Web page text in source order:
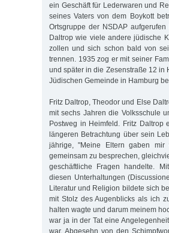
ein Geschäft für Lederwaren und
seines Vaters von dem Boykott
Ortsgruppe der NSDAP
Daltrop wie viele andere jüdische
zollen und sich schon bald von
trennen. 1935 zog er mit seiner
und später in die Zesenstraße 12 in
Jüdischen Gemeinde in Hamburg
Fritz Daltrop, Theodor und Else
mit sechs Jahren die Volksschule
Postweg in Heimfeld. Fritz Daltrop
längeren Betrachtung über sein
jährige, "Meine Eltern gaben
gemeinsam zu besprechen,
geschäftliche Fragen handelte.
diesen Unterhaltungen
Literatur und Religion bildete sich
mit Stolz des Augenblicks als ich
halten wagte und darum meinem
war ja in der Tat eine
war. Abgesehn von den